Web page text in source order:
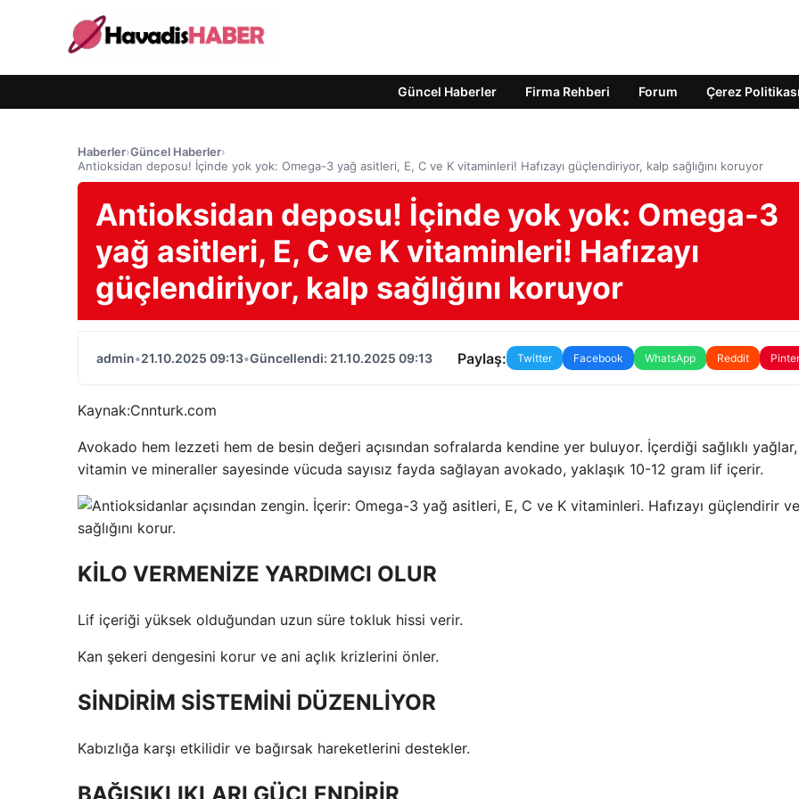
Güncel Haberler Firma Rehberi Forum Çerez Politikası
Haberler›Güncel Haberler›
Antioksidan deposu! İçinde yok yok: Omega-3 yağ asitleri, E, C ve K vitaminleri! Hafızayı güçlendiriyor, kalp sağlığını koruyor
Antioksidan deposu! İçinde yok yok: Omega-3
yağ asitleri, E, C ve K vitaminleri! Hafızayı
güçlendiriyor, kalp sağlığını koruyor
admin•21.10.2025 09:13•Güncellendi: 21.10.2025 09:13 Paylaş: Twitter Facebook WhatsApp Reddit
Kaynak:Cnnturk.com
Avokado hem lezzeti hem de besin değeri açısından sofralarda kendine yer buluyor. İçerdiği sağlıklı yağlar,
vitamin ve mineraller sayesinde vücuda sayısız fayda sağlayan avokado, yaklaşık 10-12 gram lif içerir.
KİLO VERMENİZE YARDIMCI OLUR
Lif içeriği yüksek olduğundan uzun süre tokluk hissi verir.
Kan şekeri dengesini korur ve ani açlık krizlerini önler.
SİNDİRİM SİSTEMİNİ DÜZENLİYOR
Kabızlığa karşı etkilidir ve bağırsak hareketlerini destekler.
BAĞIŞIKLIKLARI GÜÇLENDİRİR